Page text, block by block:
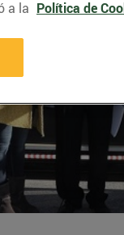
a la Política de